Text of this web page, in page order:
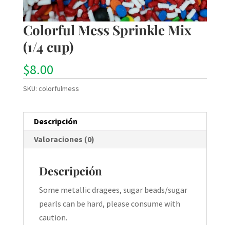
Colorful Mess Sprinkle Mix
(1/4 cup)
$8.00
SKU: colorfulmess
Descripción
Valoraciones (0)
Descripción
Some metallic dragees, sugar beads/sugar
pearls can be hard, please consume with
caution.